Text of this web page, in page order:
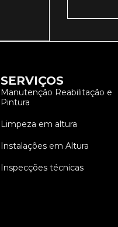
SERVIÇOS
Manutenção Reabilitação e
Pintura
Limpeza em altura
Instalações em Altura
Inspecções técnicas